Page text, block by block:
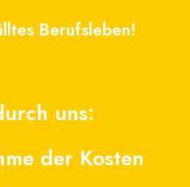
Berufsleben!
uns:
der Kosten